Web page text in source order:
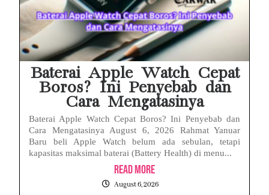
Baterai Apple Watch Cepat
Boros? Ini Penyebab dan
Cara Mengatasinya
Baterai Apple Watch Cepat Boros? Ini Penyebab dan
Cara Mengatasinya August 6, 2026 Rahmat Yanuar
Baru beli Apple Watch belum ada sebulan, tetapi
kapasitas maksimal baterai (Battery Health) di menu...
Read More
August 6, 2026